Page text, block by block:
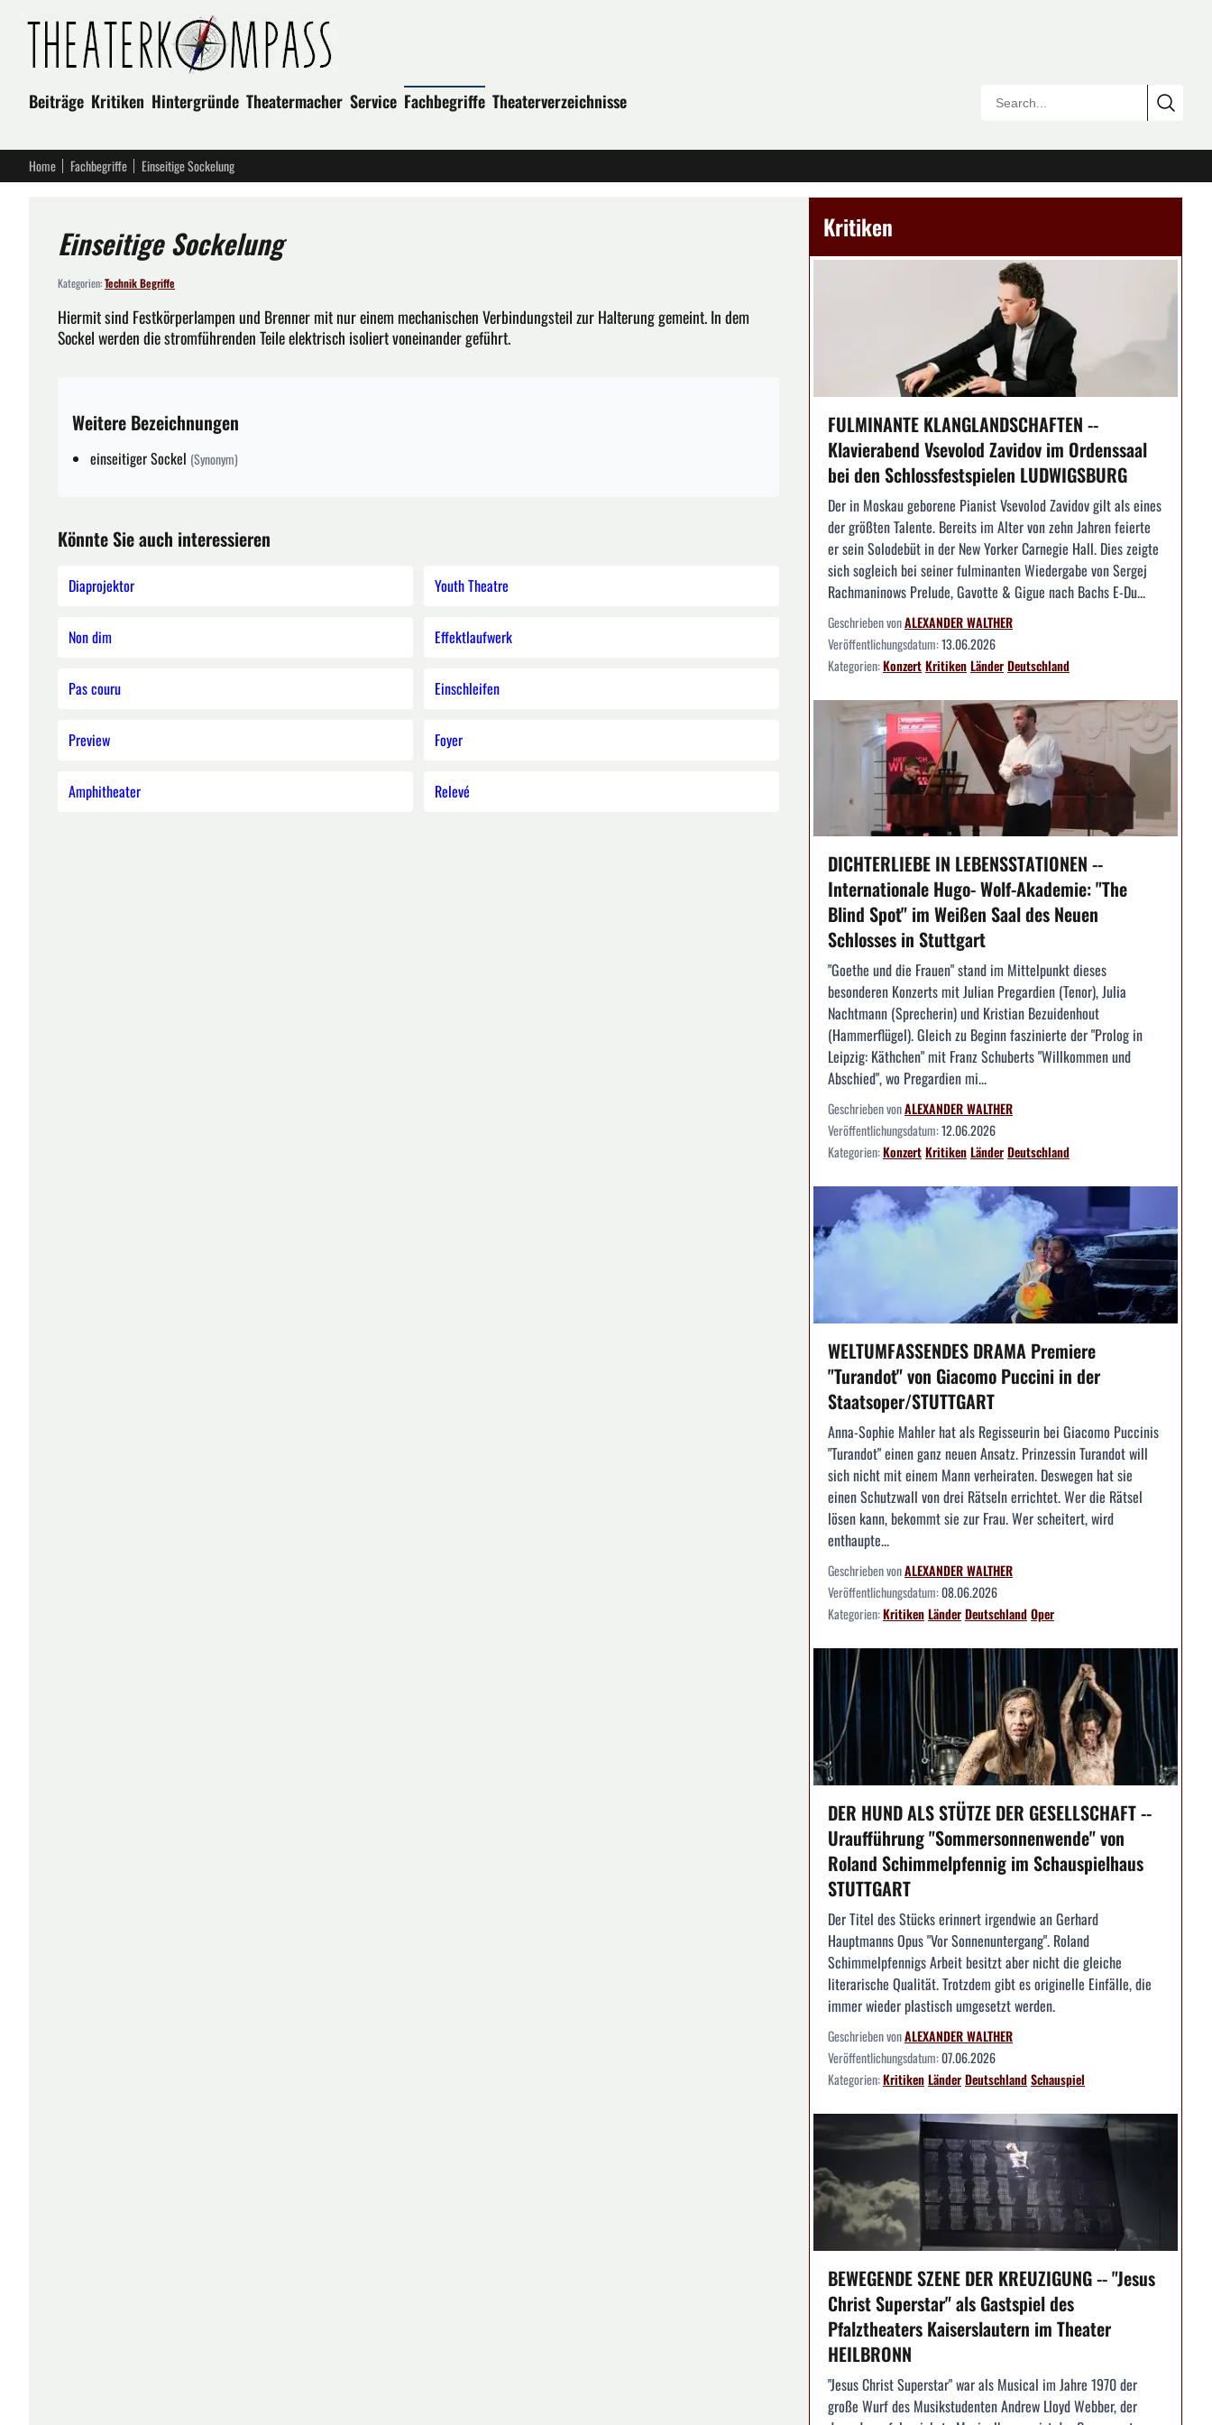
Beiträge Kritiken Hintergründe Theatermacher Service Fachbegriffe Theaterverzeichnisse
Home Fachbegriffe Einseitige Sockelung
Einseitige Sockelung
Kategorien:Technik Begriffe
Hiermit sind Festkörperlampen und Brenner mit nur einem mechanischen Verbindungsteil zur Halterung gemeint. In dem
Sockel werden die stromführenden Teile elektrisch isoliert voneinander geführt.
Weitere Bezeichnungen
einseitiger Sockel (Synonym)
Könnte Sie auch interessieren
Diaprojektor Youth Theatre
Non dim Effektlaufwerk
Pas couru Einschleifen
Preview Foyer
Amphitheater Relevé
Kritiken
FULMINANTE KLANGLANDSCHAFTEN --
Klavierabend Vsevolod Zavidov im Ordenssaal
bei den Schlossfestspielen LUDWIGSBURG
Der in Moskau geborene Pianist Vsevolod Zavidov gilt als eines
der größten Talente. Bereits im Alter von zehn Jahren feierte
er sein Solodebüt in der New Yorker Carnegie Hall. Dies zeigte
sich sogleich bei seiner fulminanten Wiedergabe von Sergej
Rachmaninows Prelude, Gavotte & Gigue nach Bachs E-Du...
Geschrieben vonALEXANDER WALTHER
Veröffentlichungsdatum:13.06.2026
Kategorien:KonzertKritikenLänderDeutschland
DICHTERLIEBE IN LEBENSSTATIONEN --
Internationale Hugo- Wolf-Akademie: "The
Blind Spot" im Weißen Saal des Neuen
Schlosses in Stuttgart
"Goethe und die Frauen" stand im Mittelpunkt dieses
besonderen Konzerts mit Julian Pregardien (Tenor), Julia
Nachtmann (Sprecherin) und Kristian Bezuidenhout
(Hammerflügel). Gleich zu Beginn faszinierte der "Prolog in
Leipzig: Käthchen" mit Franz Schuberts "Willkommen und
Abschied", wo Pregardien mi...
Geschrieben vonALEXANDER WALTHER
Veröffentlichungsdatum:12.06.2026
Kategorien:KonzertKritikenLänderDeutschland
WELTUMFASSENDES DRAMA Premiere
"Turandot" von Giacomo Puccini in der
Staatsoper/STUTTGART
Anna-Sophie Mahler hat als Regisseurin bei Giacomo Puccinis
"Turandot" einen ganz neuen Ansatz. Prinzessin Turandot will
sich nicht mit einem Mann verheiraten. Deswegen hat sie
einen Schutzwall von drei Rätseln errichtet. Wer die Rätsel
lösen kann, bekommt sie zur Frau. Wer scheitert, wird
enthaupte...
Geschrieben vonALEXANDER WALTHER
Veröffentlichungsdatum:08.06.2026
Kategorien:KritikenLänderDeutschlandOper
DER HUND ALS STÜTZE DER GESELLSCHAFT --
Uraufführung "Sommersonnenwende" von
Roland Schimmelpfennig im Schauspielhaus
STUTTGART
Der Titel des Stücks erinnert irgendwie an Gerhard
Hauptmanns Opus "Vor Sonnenuntergang". Roland
Schimmelpfennigs Arbeit besitzt aber nicht die gleiche
literarische Qualität. Trotzdem gibt es originelle Einfälle, die
immer wieder plastisch umgesetzt werden.
Geschrieben vonALEXANDER WALTHER
Veröffentlichungsdatum:07.06.2026
Kategorien:KritikenLänderDeutschlandSchauspiel
BEWEGENDE SZENE DER KREUZIGUNG -- "Jesus
Christ Superstar" als Gastspiel des
Pfalztheaters Kaiserslautern im Theater
HEILBRONN
"Jesus Christ Superstar" war als Musical im Jahre 1970 der
große Wurf des Musikstudenten Andrew Lloyd Webber, der